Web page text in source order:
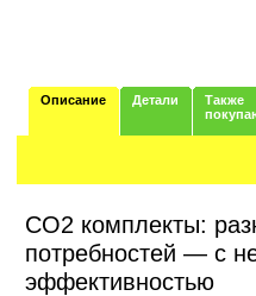
Описание Детали
Также
CO2 комплекты:
потребностей — с
эффективностью